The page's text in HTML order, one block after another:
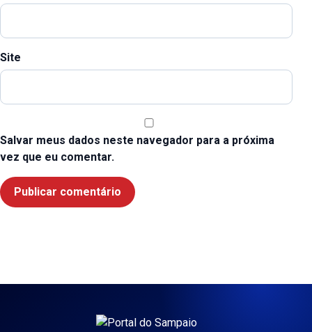
Site
Salvar meus dados neste navegador para a próxima
vez que eu comentar.